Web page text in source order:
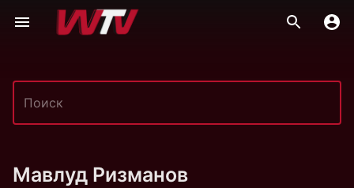
Мавлуд Ризманов